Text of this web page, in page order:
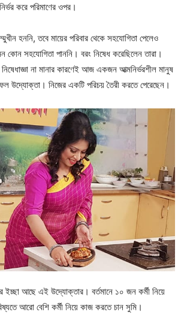
করে পরিমাণের ওপর।
হননি, তবে মায়ের পরিবার থেকে সহযোগিতা পেলেও
কোন সহযোগিতা পাননি। বরং নিষেধ করেছিলেন তারা।
না মানার কারণেই আজ একজন আত্মনির্ভরশীল মানুষ
উদ্যোক্তা। নিজের একটি পরিচয় তৈরী করতে পেরেছেন।
ইচ্ছা আছে এই উদ্যোক্তার। বর্তমানে ১০ জন কর্মী নিয়ে
আরো বেশি কর্মী নিয়ে কাজ করতে চান সুমি।